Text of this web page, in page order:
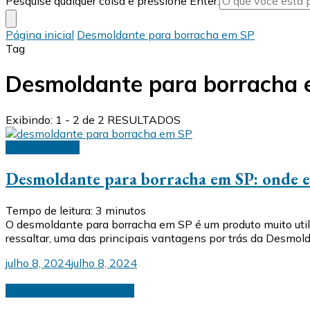
algo?
Página inicial Desmoldante para borracha em SP
Tag
Desmoldante para borracha
Exibindo: 1 - 2 de 2 RESULTADOS
Desmoldante para borracha em SP:
Tempo de leitura: 3 minutos
O desmoldante para borracha em SP é um produto muito
ressaltar, uma das principais vantagens por trás da
julho 8, 2024julho 8, 2024